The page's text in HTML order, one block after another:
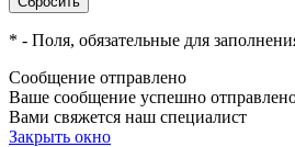
* - Поля, обязательные для
Сообщение отправлено
Ваше сообщение успешно
Вами свяжется наш специалист
Закрыть окно